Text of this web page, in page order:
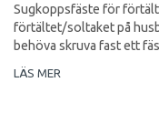
Sugkoppsfäste för
förtältet/soltaket på
behöva skruva fast ett
LÄS MER